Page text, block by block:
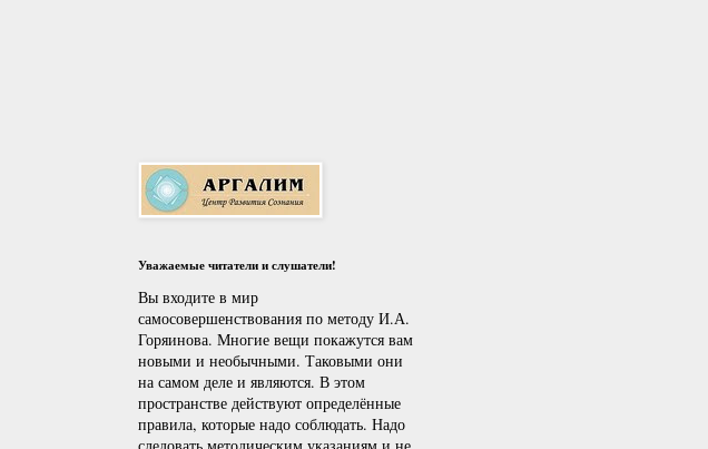
Уважаемые читатели и слушатели!
Вы входите в мир
самосовершенствования по методу И.А.
Горяинова. Многие вещи покажутся вам
новыми и необычными. Таковыми они
на самом деле и являются. В этом
пространстве действуют определённые
правила, которые надо соблюдать. Надо